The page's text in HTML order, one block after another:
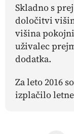
Skladno s
določitvi
višina
uživalec
dodatka.
Za leto 2016
izplačilo